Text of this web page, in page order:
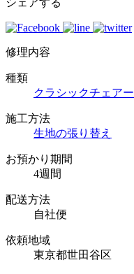
シェアする
修理内容
種類
クラシックチェアー
施工方法
生地の張り替え
お預かり期間
4週間
配送方法
自社便
依頼地域
東京都世田谷区